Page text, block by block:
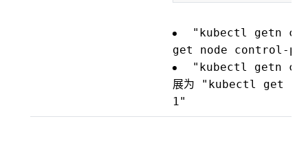
"kubectl getn
get node control-
"kubectl getn
展为 "kubectl get
1"